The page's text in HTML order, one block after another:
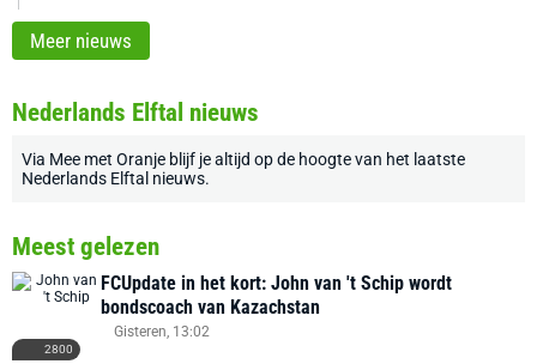
Meer nieuws
Nederlands Elftal nieuws
Via Mee met Oranje blijf je altijd op de hoogte van het laatste
Nederlands Elftal nieuws.
Meest gelezen
2800
FCUpdate in het kort: John van 't Schip wordt
bondscoach van Kazachstan
Gisteren, 13:02